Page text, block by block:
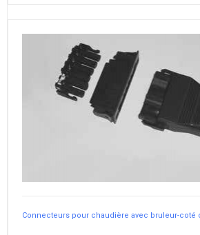
Connecteurs pour chaudière avec bruleur-coté